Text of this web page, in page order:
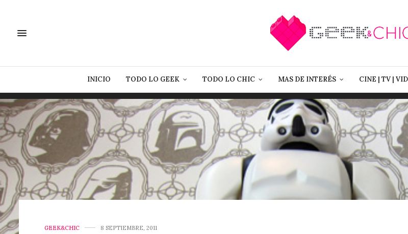
INICIO TODO LO GEEK TODO LO CHIC MAS DE INTERÉS CINE | TV |
GEEK&CHIC 8 SEPTIEMBRE, 2011